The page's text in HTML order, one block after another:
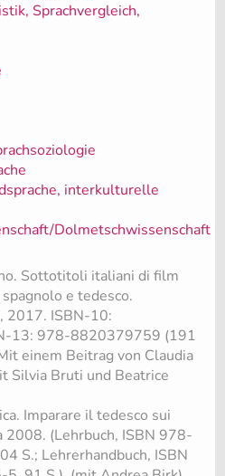
Sprachvergleich,
interkulturelle
Dolmetschwissenschaft
Sottotitoli italiani di film
e tedesco.
2017. ISBN-10:
13: 978-8820379759 (191
einem Beitrag von Claudia
Silvia Bruti und Beatrice
Imparare il tedesco sui
2008. (Lehrbuch, ISBN 978-
S.; Lehrerhandbuch, ISBN